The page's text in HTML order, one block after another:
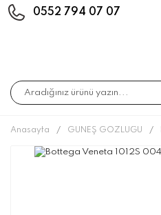
0552 794 07 07
Anasayfa GÜNEŞ GÖZLÜĞÜ